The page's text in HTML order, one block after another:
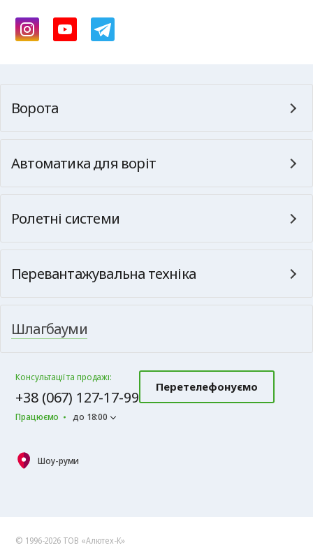
Ворота
Автоматика для воріт
Ролетні системи
Перевантажувальна техніка
Шлагбауми
Консультації та продажі:
+38 (067) 127-17-99
Працюємо до 18:00
Перетелефонуємо
Шоу-руми
© 1996-2026 ТОВ «Алютех‑К»